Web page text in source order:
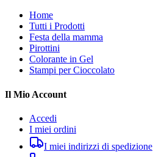
Home
Tutti i Prodotti
Festa della mamma
Pirottini
Colorante in Gel
Stampi per Cioccolato
Il Mio Account
Accedi
I miei ordini
I miei indirizzi di spedizione